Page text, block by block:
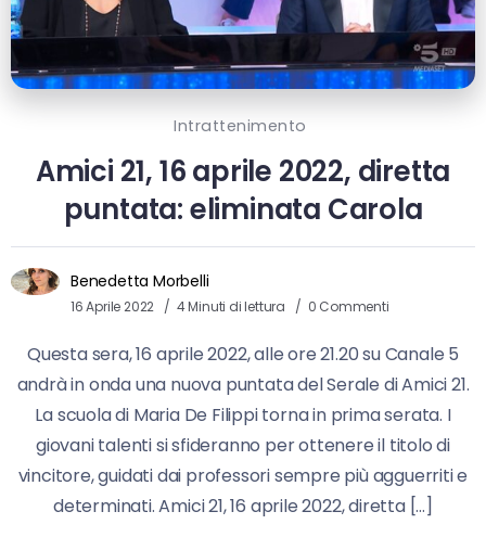
Intrattenimento
Amici 21, 16 aprile 2022, diretta
puntata: eliminata Carola
Benedetta Morbelli
16 Aprile 2022 4 Minuti di lettura 0 Commenti
Questa sera, 16 aprile 2022, alle ore 21.20 su Canale 5
andrà in onda una nuova puntata del Serale di Amici 21.
La scuola di Maria De Filippi torna in prima serata. I
giovani talenti si sfideranno per ottenere il titolo di
vincitore, guidati dai professori sempre più agguerriti e
determinati. Amici 21, 16 aprile 2022, diretta […]